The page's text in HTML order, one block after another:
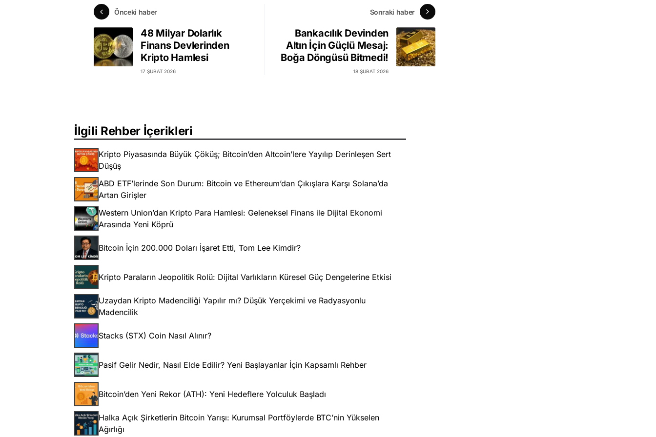
Önceki haber
48 Milyar Dolarlık
Finans Devlerinden
Kripto Hamlesi
17 ŞUBAT 2026
Sonraki haber
Bankacılık Devinden
Altın İçin Güçlü Mesaj:
Boğa Döngüsü Bitmedi!
18 ŞUBAT 2026
İlgili Rehber İçerikleri
Kripto Piyasasında Büyük Çöküş; Bitcoin’den Altcoin’lere Yayılıp Derinleşen Sert
Düşüş
ABD ETF’lerinde Son Durum: Bitcoin ve Ethereum’dan Çıkışlara Karşı Solana’da
Artan Girişler
Western Union’dan Kripto Para Hamlesi: Geleneksel Finans ile Dijital Ekonomi
Arasında Yeni Köprü
Bitcoin İçin 200.000 Doları İşaret Etti, Tom Lee Kimdir?
Kripto Paraların Jeopolitik Rolü: Dijital Varlıkların Küresel Güç Dengelerine Etkisi
Uzaydan Kripto Madenciliği Yapılır mı? Düşük Yerçekimi ve Radyasyonlu
Madencilik
Stacks (STX) Coin Nasıl Alınır?
Pasif Gelir Nedir, Nasıl Elde Edilir? Yeni Başlayanlar İçin Kapsamlı Rehber
Bitcoin’den Yeni Rekor (ATH): Yeni Hedeflere Yolculuk Başladı
Halka Açık Şirketlerin Bitcoin Yarışı: Kurumsal Portföylerde BTC’nin Yükselen
Ağırlığı